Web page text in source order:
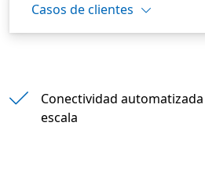
Casos de clientes
Conectividad
escala